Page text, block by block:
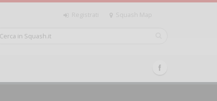
Registrati Squash Map